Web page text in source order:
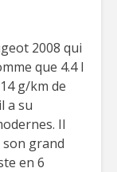
2008 qui
que 4.4 l
g/km de
a su
Il
grand
en 6